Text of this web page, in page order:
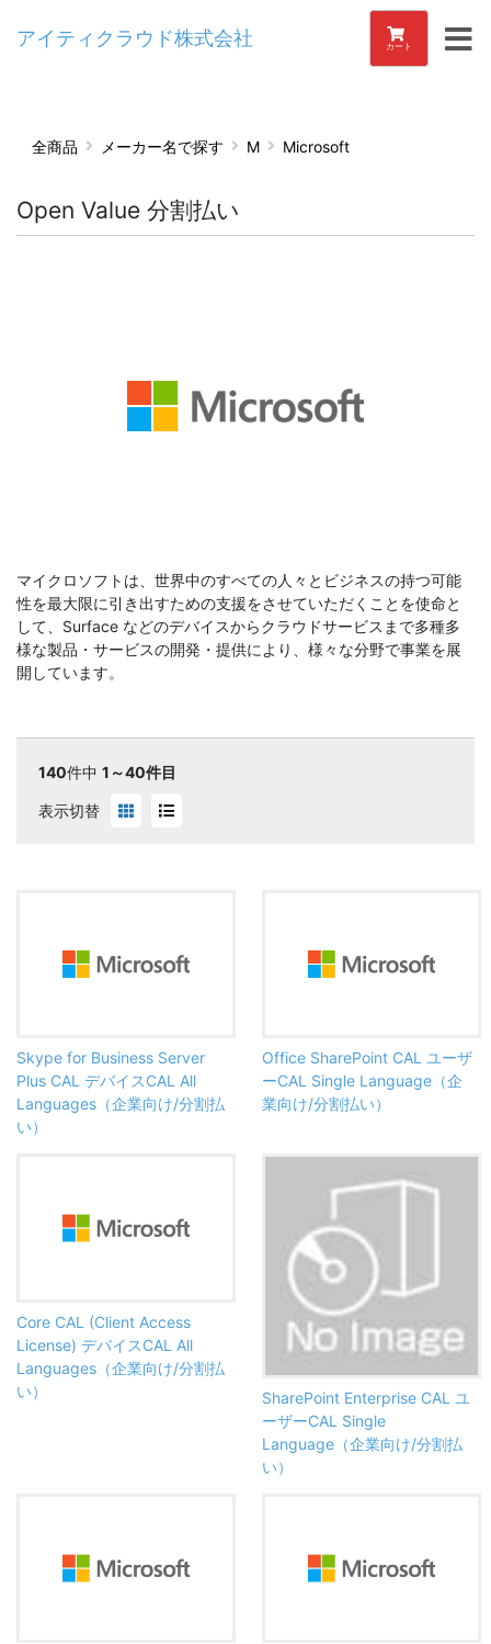
アイティクラウド株式会社 カート
全商品 メーカー名で探す M Microsoft
Open Value 分割払い
マイクロソフトは、世界中のすべての人々とビジネスの持つ可能
性を最大限に引き出すための支援をさせていただくことを使命と
して、Surface などのデバイスからクラウドサービスまで多種多
様な製品・サービスの開発・提供により、様々な分野で事業を展
開しています。
140件中 1～40件目
表示切替
Skype for Business Server
Plus CAL デバイスCAL All
Languages（企業向け/分割払
い）
Office SharePoint CAL ユーザ
ーCAL Single Language（企
業向け/分割払い）
Core CAL (Client Access
License) デバイスCAL All
Languages（企業向け/分割払
い）
SharePoint Enterprise CAL ユ
ーザーCAL Single
Language（企業向け/分割払
い）